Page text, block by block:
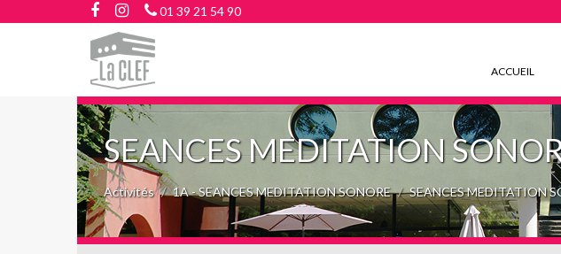
01 39 21 54 90
ACCUEIL
SEANCES MEDITATION
Activités 1A - SEANCES MEDITATION SONORE SEANCES MEDITATION